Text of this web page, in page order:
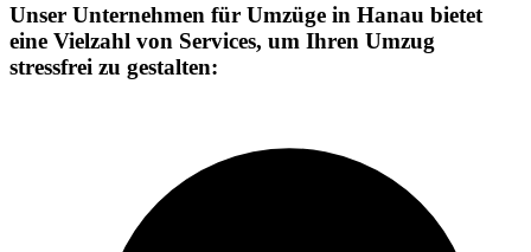
Unser Unternehmen für Umzüge in Hanau bietet
eine Vielzahl von Services, um Ihren Umzug
stressfrei zu gestalten: